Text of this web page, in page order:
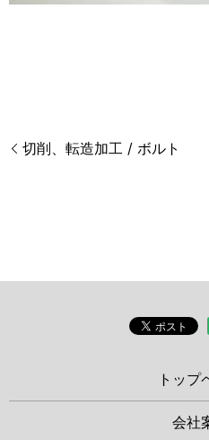
切削、転造加工 / ボルト
トップ
会社